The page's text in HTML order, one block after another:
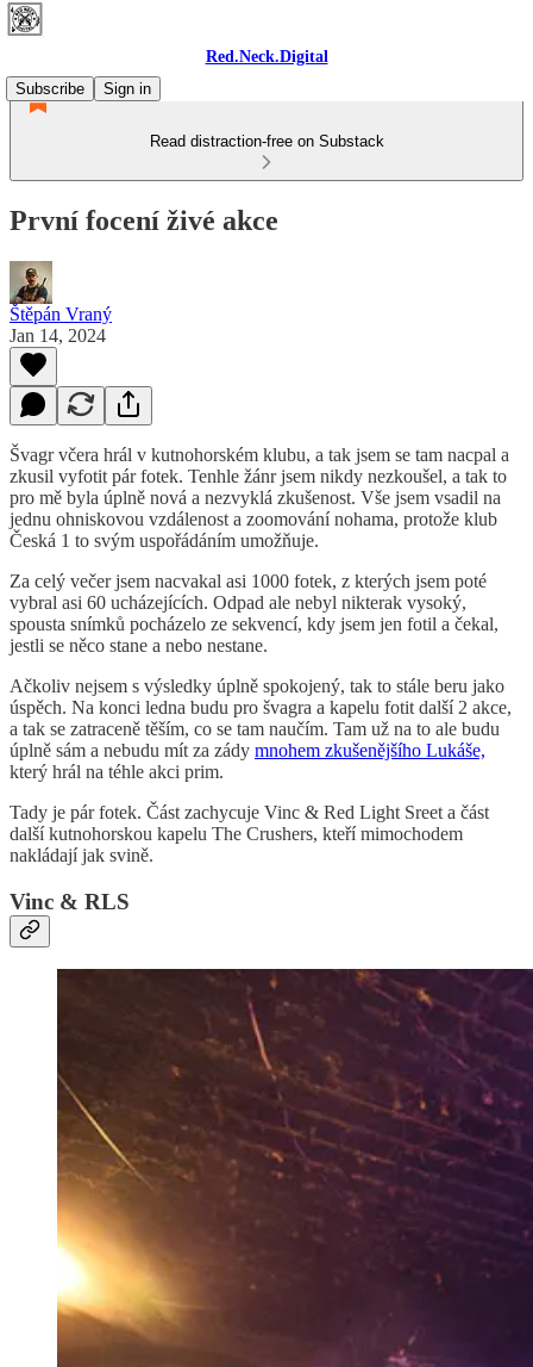
Red.Neck.Digital
Subscribe
Sign in
Read distraction-free on Substack
První focení živé akce
Štěpán Vraný
Jan 14, 2024
Švagr včera hrál v kutnohorském klubu, a tak jsem se tam nacpal a
zkusil vyfotit pár fotek. Tenhle žánr jsem nikdy nezkoušel, a tak to
pro mě byla úplně nová a nezvyklá zkušenost. Vše jsem vsadil na
jednu ohniskovou vzdálenost a zoomování nohama, protože klub
Česká 1 to svým uspořádáním umožňuje.
Za celý večer jsem nacvakal asi 1000 fotek, z kterých jsem poté
vybral asi 60 ucházejících. Odpad ale nebyl nikterak vysoký,
spousta snímků pocházelo ze sekvencí, kdy jsem jen fotil a čekal,
jestli se něco stane a nebo nestane.
Ačkoliv nejsem s výsledky úplně spokojený, tak to stále beru jako
úspěch. Na konci ledna budu pro švagra a kapelu fotit další 2 akce,
a tak se zatraceně těším, co se tam naučím. Tam už na to ale budu
úplně sám a nebudu mít za zády mnohem zkušenějšího Lukáše,
který hrál na téhle akci prim.
Tady je pár fotek. Část zachycuje Vinc & Red Light Sreet a část
další kutnohorskou kapelu The Crushers, kteří mimochodem
nakládají jak svině.
Vinc & RLS